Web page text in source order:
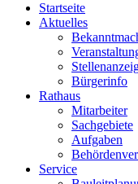
Startseite
Aktuelles
Bürgerinfo
Rathaus
Mitarbeiter
Sachgebiete
Aufgaben
Service